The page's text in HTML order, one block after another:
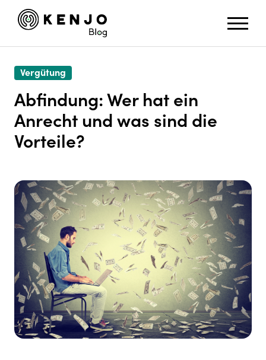
Vergütung
Abfindung: Wer hat ein
Anrecht und was sind die
Vorteile?